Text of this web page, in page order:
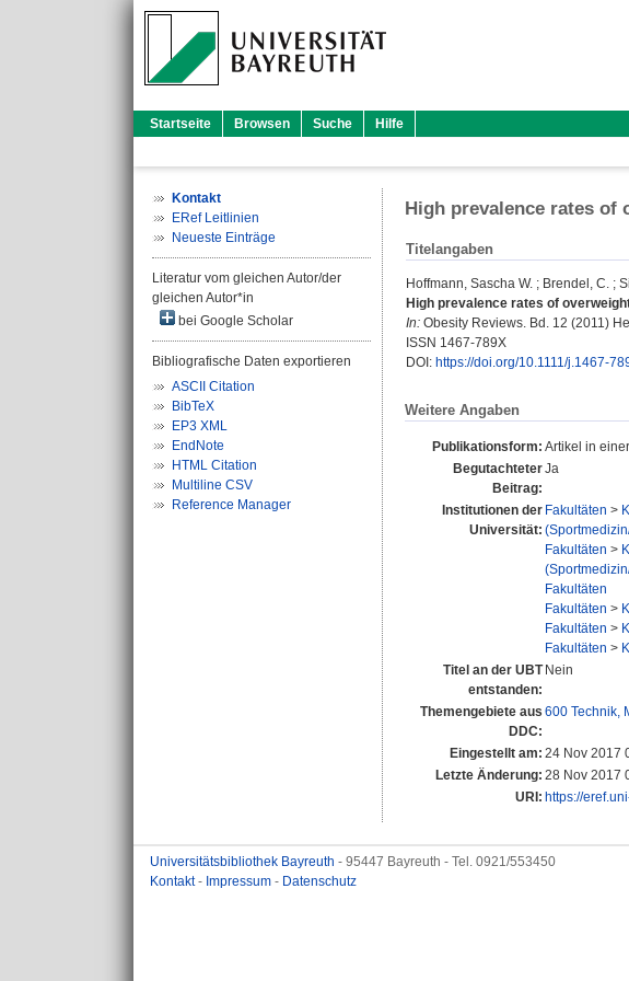
Startseite Browsen Suche Hilfe
Kontakt
ERef Leitlinien
Neueste Einträge
Literatur vom gleichen Autor/der
gleichen Autor*in
bei Google Scholar
Bibliografische Daten exportieren
ASCII Citation
BibTeX
EP3 XML
EndNote
HTML Citation
Multiline CSV
Reference Manager
High prevalence rates of
Titelangaben
Hoffmann, Sascha W. ; Brendel, C. ;
High prevalence rates of
In: Obesity Reviews. Bd. 12 (2011)
ISSN 1467-789X
DOI: https://doi.org/10.1111/j.1467-
Weitere Angaben
Publikationsform: Artikel in
Begutachteter
Beitrag:
Ja
Institutionen der
Universität:
Fakultäten >
Fakultäten >
Fakultäten
Fakultäten >
Fakultäten >
Fakultäten >
Titel an der UBT
entstanden:
Nein
Themengebiete aus
DDC:
600 Technik,
Eingestellt am: 24 Nov 2017
Letzte Änderung: 28 Nov 2017
URI: https://
Universitätsbibliothek Bayreuth - 95447 Bayreuth - Tel. 0921/553450
Kontakt- Impressum - Datenschutz